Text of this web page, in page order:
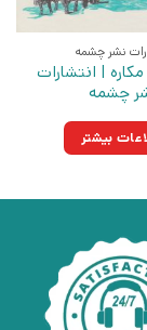
نشر چشمه
مکاره | انتشارات
چشمه
بیشتر